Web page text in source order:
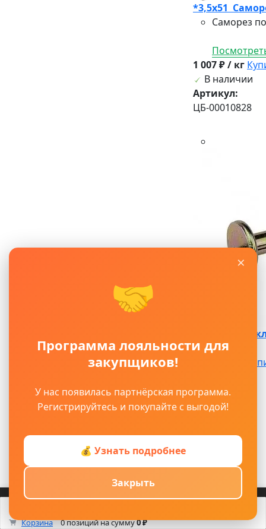
*3,5х51
Саморез
1 007 ₽ / кг
В наличии
Артикул:
ЦБ-00010828
*6х40 Анкер-
Артикул:
ЦБ-00011892
×
🤝
Программа лояльности для
закупщиков!
У нас появилась партнёрская программа.
Регистрируйтесь и покупайте с выгодой!
💰 Узнать подробнее
Закрыть
Корзина 0 позицийна сумму0 ₽
Каталог Смотрели Max/TG
Корзина
0